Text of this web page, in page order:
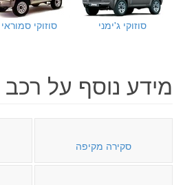
סוזוקי ג'ימני סוזוקי סמוראי
מידע נוסף על רכב
סקירה מקיפה